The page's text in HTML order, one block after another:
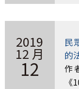
2019
12 月
12
民
的
作